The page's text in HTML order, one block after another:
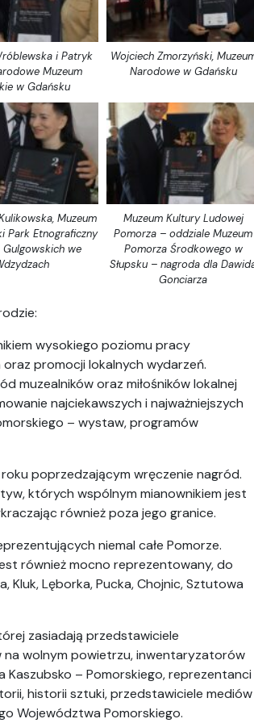
i Patryk
Muzeum
w Gdańsku
Wojciech Zmorzyński,
Narodowe w Gdańsku
Muzeum
Park Etnograficzny
Gulgowskich we
Muzeum Kultury Ludowej
Pomorza – oddziale Muzeum
Pomorza Środkowego w
Słupsku – nagroda dla
Gonciarza
wysokiego poziomu pracy
promocji lokalnych wydarzeń.
muzealników oraz miłośników lokalnej
najciekawszych i najważniejszych
– wystaw, programów
poprzedzającym wręczenie nagród.
których wspólnym mianownikiem jest
również poza jego granice.
niemal całe Pomorze.
również mocno reprezentowany, do
Kluk, Lęborka, Pucka, Chojnic, Sztutowa
zasiadają przedstawiciele
na wolnym powietrzu, inwentaryzatorów
Kaszubsko – Pomorskiego, reprezentanci
historii sztuki, przedstawiciele mediów
Województwa Pomorskiego.